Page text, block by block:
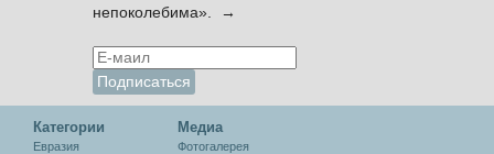
непоколебима». →
Категории
Евразия
Медиа
Фотогалерея